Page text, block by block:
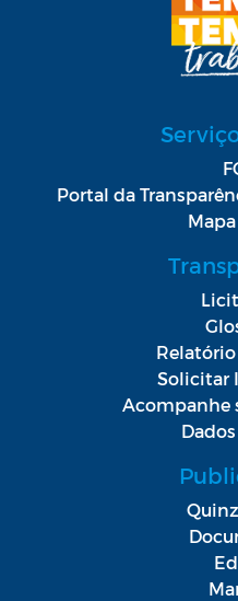
Portal da
Solicitar
Acompanhe